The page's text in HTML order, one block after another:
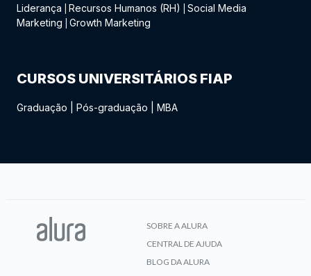
Liderança
Recursos Humanos (RH)
Social Media
Marketing
Growth Marketing
CURSOS UNIVERSITÁRIOS FIAP
Graduação Pós-graduação MBA
SOBRE A ALURA
CENTRAL DE AJUDA
BLOG DA ALURA